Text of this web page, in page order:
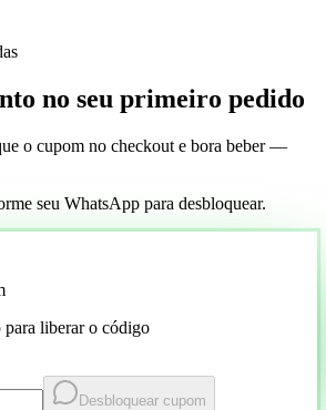
no seu primeiro pedido
o cupom no checkout e bora beber —
seu WhatsApp para desbloquear.
liberar o código
Desbloquear cupom